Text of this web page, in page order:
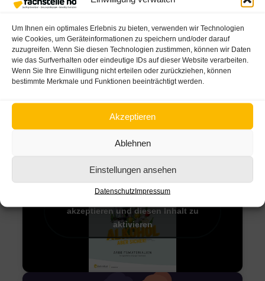
Um Ihnen ein optimales Erlebnis zu bieten, verwenden wir Technologien
wie Cookies, um Geräteinformationen zu speichern und/oder darauf
zuzugreifen. Wenn Sie diesen Technologien zustimmen, können wir Daten
wie das Surfverhalten oder eindeutige IDs auf dieser Website verarbeiten.
Wenn Sie Ihre Einwilligung nicht erteilen oder zurückziehen, können
bestimmte Merkmale und Funktionen beeinträchtigt werden.
Akzeptieren
Ablehnen
Einstellungen ansehen
DatenschutzImpressum
Klicke hier, um Marketing-Cookies zu
akzeptieren und diesen Inhalt zu
Klicke hier, um Marketing-Cookies zu
akzeptieren und diesen Inhalt zu
aktivieren